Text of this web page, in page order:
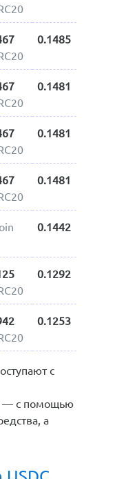
0.1485
0.1481
0.1481
0.1481
0.1442
0.1292
0.1253
с
— с помощью
а